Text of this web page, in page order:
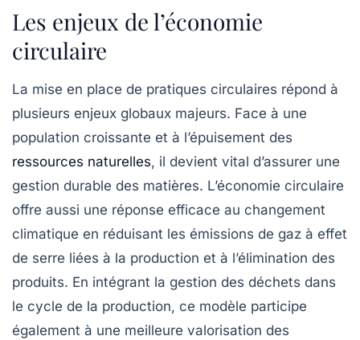
Les enjeux de l’économie
circulaire
La mise en place de pratiques circulaires répond à
plusieurs enjeux globaux majeurs. Face à une
population croissante et à l’épuisement des
ressources naturelles, il devient vital d’assurer une
gestion durable des matières. L’économie circulaire
offre aussi une réponse efficace au changement
climatique en réduisant les émissions de gaz à effet
de serre liées à la production et à l’élimination des
produits. En intégrant la gestion des déchets dans
le cycle de la production, ce modèle participe
également à une meilleure valorisation des